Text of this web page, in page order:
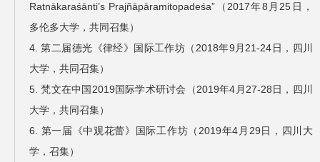
Ratnākaraśānti’s Prajñāpāramitopadeśa”（2017年8月25日，
多伦多大学，共同召集）
4. 第二届德光《律经》国际工作坊（2018年9月21-24日，四川
大学，共同召集）
5. 梵文在中国2019国际学术研讨会（2019年4月27-28日，四川
大学，共同召集）
6. 第一届《中观花蕾》国际工作坊（2019年4月29日，四川大
学，召集）